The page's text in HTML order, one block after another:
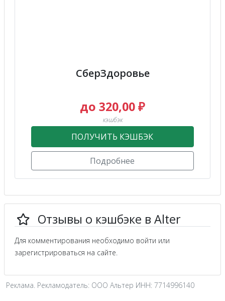
СберЗдоровье
до 320,00 ₽
кэшбэк
ПОЛУЧИТЬ КЭШБЭК
Подробнее
Отзывы о кэшбэке в Alter
Для комментирования необходимо войти или
зарегистрироваться на сайте.
Реклама. Рекламодатель: ООО Альтер ИНН: 7714996140